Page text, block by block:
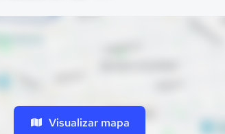
Visualizar mapa